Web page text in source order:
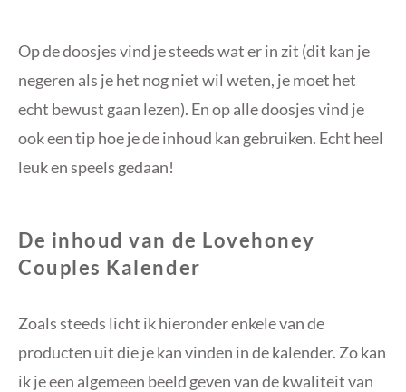
Op de doosjes vind je steeds wat er in zit (dit kan je
negeren als je het nog niet wil weten, je moet het
echt bewust gaan lezen). En op alle doosjes vind je
ook een tip hoe je de inhoud kan gebruiken. Echt heel
leuk en speels gedaan!
De inhoud van de Lovehoney
Couples Kalender
Zoals steeds licht ik hieronder enkele van de
producten uit die je kan vinden in de kalender. Zo kan
ik je een algemeen beeld geven van de kwaliteit van